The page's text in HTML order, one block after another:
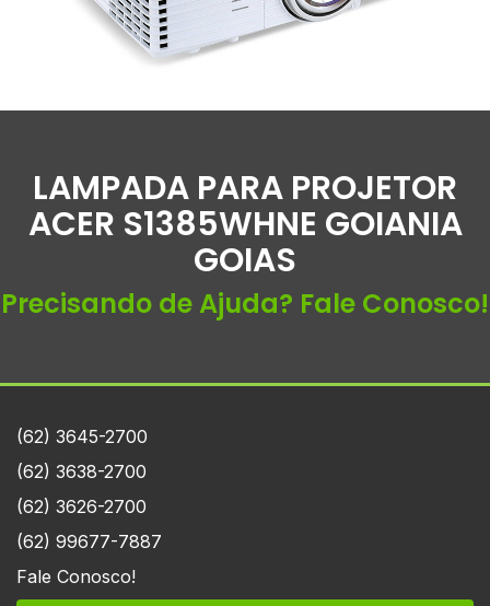
LAMPADA PARA PROJETOR
ACER S1385WHNE GOIANIA
GOIAS
Precisando de Ajuda? Fale Conosco!
(62) 3645-2700
(62) 3638-2700
(62) 3626-2700
(62) 99677-7887
Fale Conosco!